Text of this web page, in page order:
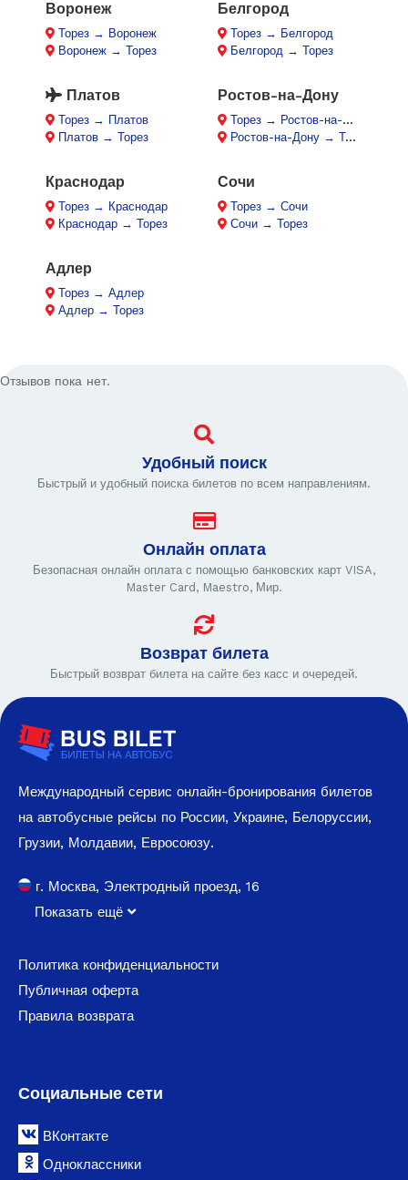
Воронеж
Торез → Воронеж
Воронеж → Торез
Белгород
Торез → Белгород
Белгород → Торез
Платов
Торез → Платов
Платов → Торез
Ростов-на-Дону
Торез → Ростов-на-Дону
Ростов-на-Дону → Торез
Краснодар
Торез → Краснодар
Краснодар → Торез
Сочи
Торез → Сочи
Сочи → Торез
Адлер
Торез → Адлер
Адлер → Торез
Отзывов пока нет.
Удобный поиск
Быстрый и удобный поиска билетов по всем направлениям.
Онлайн оплата
Безопасная онлайн оплата с помощью банковских карт VISA,
Master Card, Maestro, Мир.
Возврат билета
Быстрый возврат билета на сайте без касс и очередей.
Международный сервис онлайн-бронирования билетов
на автобусные рейсы по России, Украине, Белоруссии,
Грузии, Молдавии, Евросоюзу.
г. Москва, Электродный проезд, 16
Показать ещё
Политика конфиденциальности
Публичная оферта
Правила возврата
Социальные сети
ВКонтакте
Одноклассники